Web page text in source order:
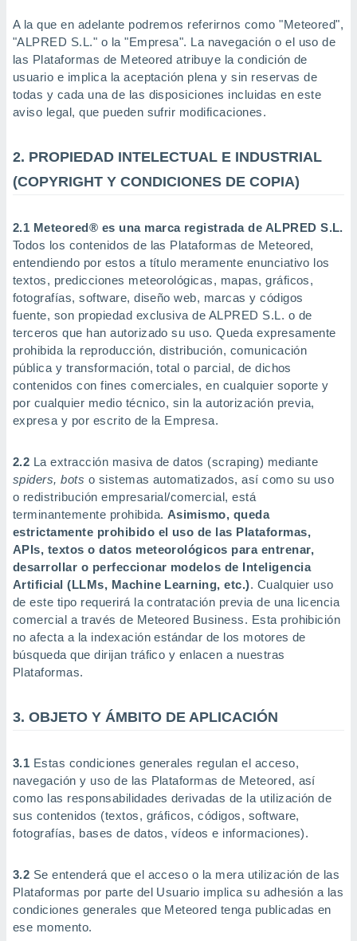
nuestros
y análisis
en
así como
perfil
y
de
disponible
cookies
aceptar
de
sitio
te
de que
sean
el sitio
para
o
no
Puedes
acceder a
A la que en adelante podremos referirnos como "Meteored",
"ALPRED S.L." o la "Empresa". La navegación o el uso de
las Plataformas de Meteored atribuye la condición de
usuario e implica la aceptación plena y sin reservas de
todas y cada una de las disposiciones incluidas en este
aviso legal, que pueden sufrir modificaciones.
2. PROPIEDAD INTELECTUAL E INDUSTRIAL
(COPYRIGHT Y CONDICIONES DE COPIA)
2.1 Meteored® es una marca registrada de ALPRED S.L.
Todos los contenidos de las Plataformas de Meteored,
entendiendo por estos a título meramente enunciativo los
textos, predicciones meteorológicas, mapas, gráficos,
fotografías, software, diseño web, marcas y códigos
fuente, son propiedad exclusiva de ALPRED S.L. o de
terceros que han autorizado su uso. Queda expresamente
prohibida la reproducción, distribución, comunicación
pública y transformación, total o parcial, de dichos
contenidos con fines comerciales, en cualquier soporte y
por cualquier medio técnico, sin la autorización previa,
expresa y por escrito de la Empresa.
2.2 La extracción masiva de datos (scraping) mediante
spiders, bots o sistemas automatizados, así como su uso
o redistribución empresarial/comercial, está
terminantemente prohibida. Asimismo, queda
estrictamente prohibido el uso de las Plataformas,
APIs, textos o datos meteorológicos para entrenar,
desarrollar o perfeccionar modelos de Inteligencia
Artificial (LLMs, Machine Learning, etc.). Cualquier uso
de este tipo requerirá la contratación previa de una licencia
comercial a través de Meteored Business. Esta prohibición
no afecta a la indexación estándar de los motores de
búsqueda que dirijan tráfico y enlacen a nuestras
Plataformas.
3. OBJETO Y ÁMBITO DE APLICACIÓN
3.1 Estas condiciones generales regulan el acceso,
navegación y uso de las Plataformas de Meteored, así
como las responsabilidades derivadas de la utilización de
sus contenidos (textos, gráficos, códigos, software,
fotografías, bases de datos, vídeos e informaciones).
3.2 Se entenderá que el acceso o la mera utilización de las
Plataformas por parte del Usuario implica su adhesión a las
condiciones generales que Meteored tenga publicadas en
ese momento.